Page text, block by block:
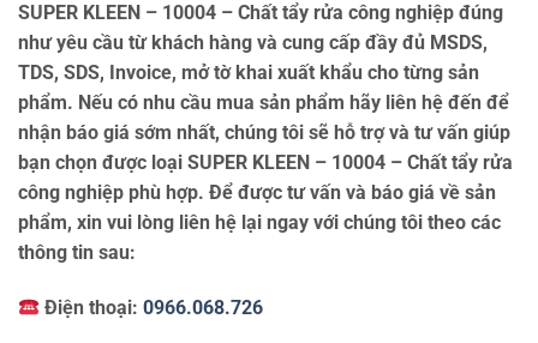
SUPER KLEEN – 10004 – Chất tẩy rửa công nghiệp đúng
như yêu cầu từ khách hàng và cung cấp đầy đủ MSDS,
TDS, SDS, Invoice, mở tờ khai xuất khẩu cho từng sản
phẩm. Nếu có nhu cầu mua sản phẩm hãy liên hệ đến để
nhận báo giá sớm nhất, chúng tôi sẽ hỗ trợ và tư vấn giúp
bạn chọn được loại SUPER KLEEN – 10004 – Chất tẩy rửa
công nghiệp phù hợp. Để được tư vấn và báo giá về sản
phẩm, xin vui lòng liên hệ lại ngay với chúng tôi theo các
thông tin sau:
Điện thoại:0966.068.726